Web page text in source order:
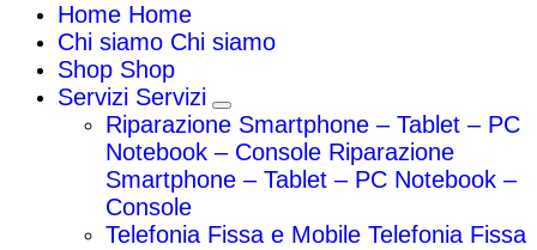
Home Home
Chi siamo Chi siamo
Shop Shop
Servizi Servizi
Riparazione Smartphone – Tablet – PC
Notebook – Console Riparazione
Smartphone – Tablet – PC Notebook –
Console
Telefonia Fissa e Mobile Telefonia Fissa